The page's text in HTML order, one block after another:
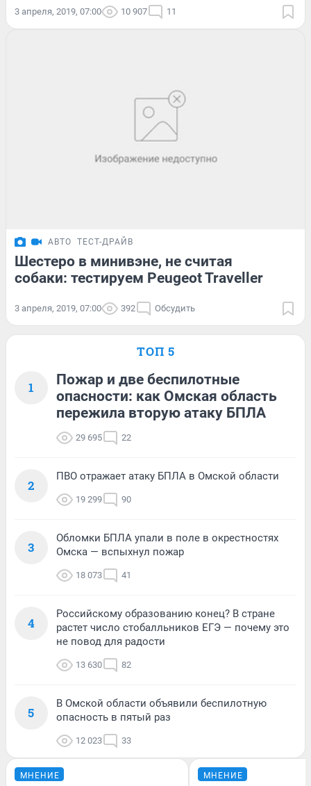
3 апреля, 2019, 07:00 10 907 11
АВТО ТЕСТ-ДРАЙВ
Шестеро в минивэне, не считая
собаки: тестируем Peugeot Traveller
3 апреля, 2019, 07:00 392 Обсудить
ТОП 5
1
Пожар и две беспилотные
опасности: как Омская область
пережила вторую атаку БПЛА
29 695 22
2
ПВО отражает атаку БПЛА в Омской области
19 299 90
3
Обломки БПЛА упали в поле в окрестностях
Омска — вспыхнул пожар
18 073 41
4
Российскому образованию конец? В стране
растет число стобалльников ЕГЭ — почему это
не повод для радости
13 630 82
5
В Омской области объявили беспилотную
опасность в пятый раз
12 023 33
МНЕНИЕ МНЕНИЕ